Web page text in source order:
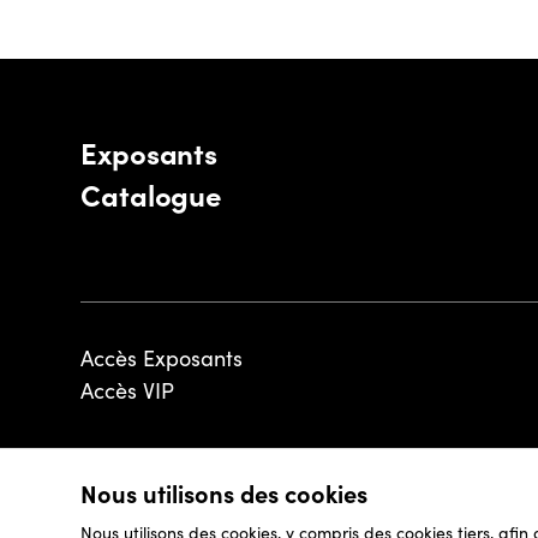
Nous utilisons des cookies
Nous utilisons des cookies, y compris des cookies tiers,
Exposants
Catalogue
Accès Exposants
Accès VIP
© 2026 - Luxembourg Art Week S.A.